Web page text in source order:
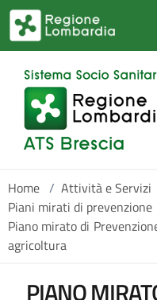
Salta al contenuto principale
Home / Attività e Servizi
Piani mirati di prevenzione
Piano mirato di
agricoltura
PIANO